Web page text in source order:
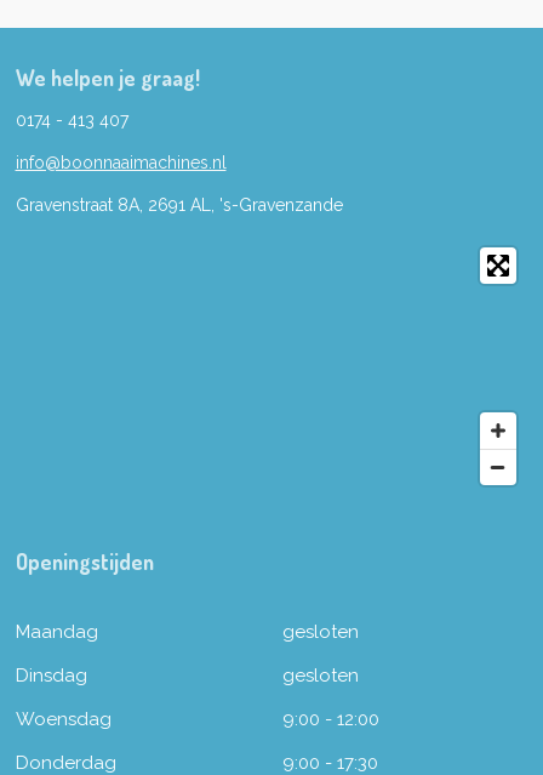
We helpen je graag!
0174 - 413 407
info@boonnaaimachines.nl
Gravenstraat 8A, 2691 AL, 's-Gravenzande
Openingstijden
Maandag
gesloten
Dinsdag
gesloten
Woensdag
9:00 - 12:00
Donderdag
9:00 - 17:30